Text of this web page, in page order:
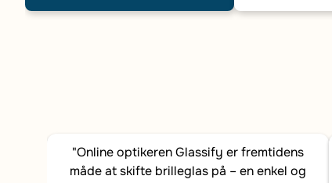
"Online optikeren Glassify er fremtidens
måde at skifte brilleglas på – en enkel og